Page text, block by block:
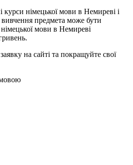
курси німецької мови в Немиреві і
вивчення предмета може бути
мови в Немиреві
на сайті та покращуйте свої